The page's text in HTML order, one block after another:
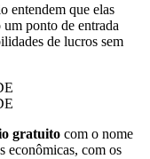
entendem que elas
ponto de entrada
de lucros sem
gratuito com o nome
econômicas, com os